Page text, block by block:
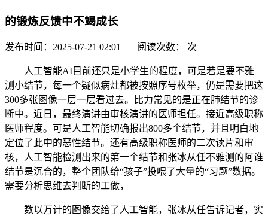
的锻炼反馈中不竭成长
发布时间：2025-07-21 02:01 | 阅读次数： 次
人工智能AI目前还只是小学生的程度，可是若是要不雅
测小结节，每一个疑似病灶都被按照序号枚举，仍是需要把这
300多张图像一层一层看过去。比力常见的是正在肺结节的诊
断中。近日，最终演讲由审核演讲的医师担任。接近高级职称
医师程度。可是人工智能切确报出800多个结节，并且明白地
定位了此中的恶性结节。还有高级职称医师的二次读片和审
核，人工智能检测出来的第一个结节和张冰从任不雅测的阿谁
结节是沉合的，整个团队给“孩子”投喂了大量的“习题”数据。
需要分析思维去判断的工做，
数以万计的图像交给了人工智能，张冰从任告诉记者，实